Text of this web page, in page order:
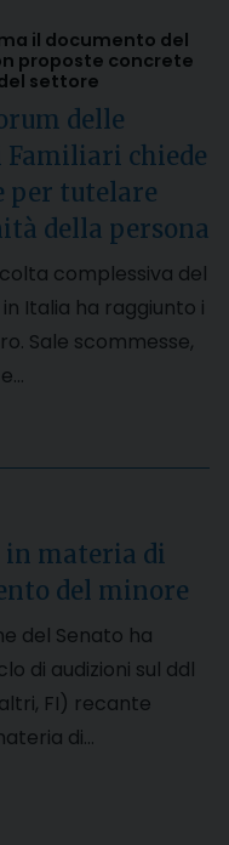
il documento del
proposte concrete
settore
delle
Familiari chiede
per tutelare
della persona
complessiva del
Italia ha raggiunto i
Sale scommesse,
in materia di
del minore
del Senato ha
di audizioni sul ddl
altri, FI) recante
di…